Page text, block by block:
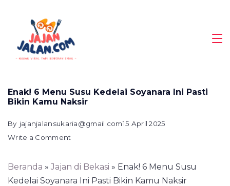
content
Enak! 6 Menu Susu Kedelai Soyanara Ini Pasti
Bikin Kamu Naksir
By jajanjalansukaria@gmail.com15 April 2025
Write a Comment
6
Menu
Beranda » Jajan di Bekasi » Enak! 6 Menu Susu
Kedelai Soyanara Ini Pasti Bikin Kamu Naksir